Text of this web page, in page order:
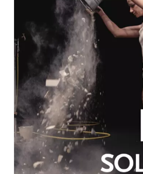
JUILLET-SEPTEMBRE 2026